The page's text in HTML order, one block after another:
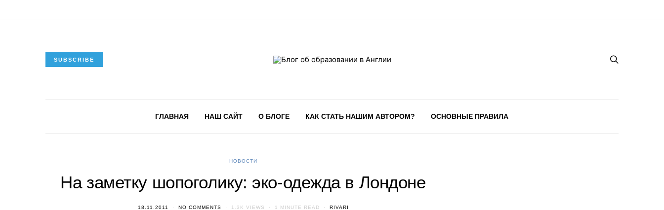
SUBSCRIBE
ГЛАВНАЯ НАШ САЙТ О БЛОГЕ КАК СТАТЬ НАШИМ АВТОРОМ? ОСНОВНЫЕ ПРАВИЛА
НОВОСТИ
На заметку шопоголику: эко-одежда в Лондоне
18.11.2011 NO COMMENTS 1.3K VIEWS 1 MINUTE READ RIVARI